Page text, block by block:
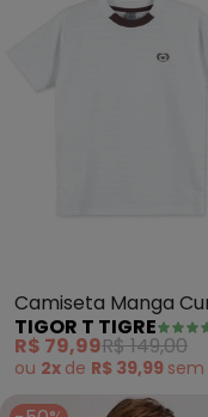
Camiseta Manga
Infantil (Branco)
TIGOR T TIGRE
R$ 79,99R$ 149,00
ou 2x de R$ 39,99 sem